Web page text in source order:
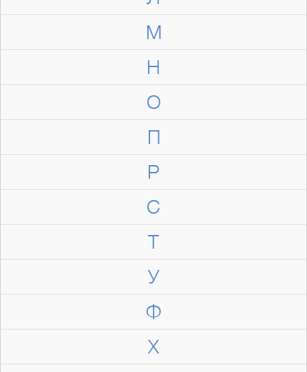
М
Н
О
П
Р
С
Т
У
Ф
Х